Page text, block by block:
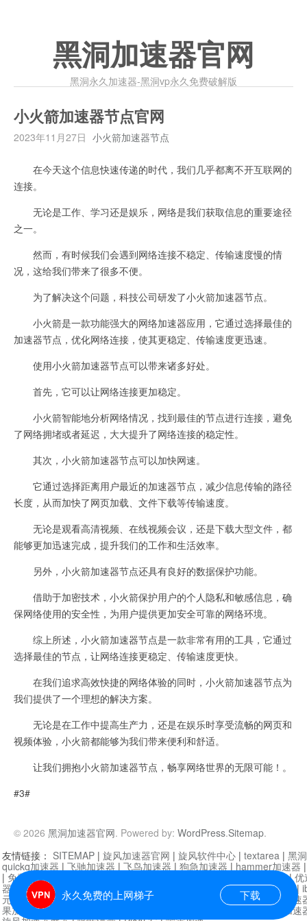
黑洞加速器官网
黑洞永久加速器-黑洞vp永久免费破解版
小火箭加速器节点官网
2023年11月27日 小火箭加速器节点
在今天这个信息快速传递的时代，我们几乎都离不开互联网的
连接。
无论是工作、学习还是娱乐，网络是我们获取信息的重要途径
之一。
然而，有时候我们会遇到网络连接不稳定、传输速度慢的情
况，这给我们带来了很多不便。
为了解决这个问题，科技公司研发了小火箭加速器节点。
小火箭是一款功能强大的网络加速器应用，它通过选择最佳的
加速器节点，优化网络连接，使其更稳定、传输速度更迅速。
使用小火箭加速器节点可以带来诸多好处。
首先，它可以让网络连接更加稳定。
小火箭智能地分析网络情况，找到最佳的节点进行连接，避免
了网络拥堵或者延迟，大大提升了网络连接的稳定性。
其次，小火箭加速器节点可以加快网速。
它通过选择距离用户最近的加速器节点，减少信息传输的路径
长度，从而加快了网页加载、文件下载等传输速度。
无论是观看高清视频、在线视频会议，还是下载大型文件，都
能够更加迅速完成，提升我们的工作和生活效率。
另外，小火箭加速器节点还具有良好的数据保护功能。
借助于加密技术，小火箭保护用户的个人隐私和敏感信息，确
保网络使用的安全性，为用户提供更加安全可靠的网络环境。
综上所述，小火箭加速器节点是一款非常有用的工具，它通过
选择最佳的节点，让网络连接更稳定、传输速度更快。
在我们追求高效快捷的网络体验的同时，小火箭加速器节点为
我们提供了一个理想的解决方案。
无论是在工作中提高生产力，还是在娱乐时享受流畅的网页和
视频体验，小火箭都能够为我们带来便利和舒适。
让我们拥抱小火箭加速器节点，畅享网络世界的无限可能！。
#3#
© 2026 黑洞加速器官网. Powered by: WordPress.Sitemap.
永久免费的上网梯子 下载
友情链接： SITEMAP | 旋风加速器官网 | 旋风软件中心 | textarea | 黑
quickq加速器 | 飞驰加速器 | 飞鸟加速器 | 狗急加速器 | hammer加速器
| 免费vqn加速外网 迷雾通|优
器| 快柠檬加速器 |黑洞加速 |falemon 快橙加速器|anycast加速器 |
元机场加速器 |一元机场|老王加速器 | 白石山|
小牛加速
果加速器|黑洞加速
芒果加速